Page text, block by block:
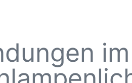
im